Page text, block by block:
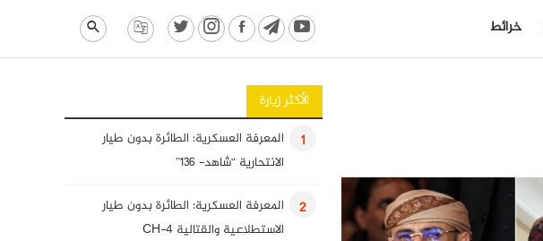
خرائط
الأكثر زيارة
1
المعرفة العسكرية: الطائرة بدون طيار
الانتحارية “شاهد- 136”
2
المعرفة العسكرية: الطائرة بدون طيار
الاستطلاعية والقتالية CH-4